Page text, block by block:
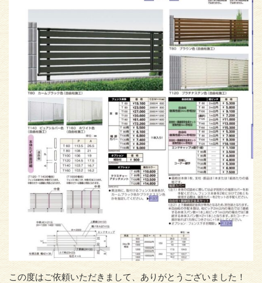
この度はご依頼いただきまして、ありがとうございました！